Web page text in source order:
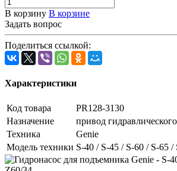
В корзину В корзине
Задать вопрос
Поделиться ссылкой:
Характеристики
Код товара
PR128-3130
Назначение
привод
Техника
Genie
Модель техники S-40 / S-45 / S-60 / S-65